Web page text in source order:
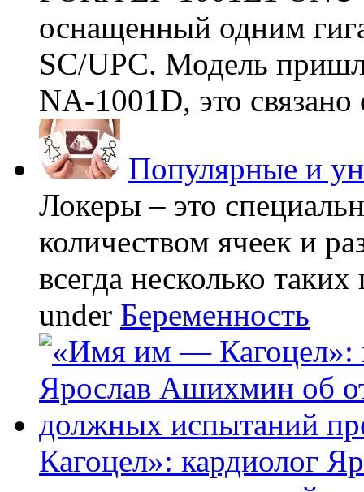
оснащенный одним
SC/UPC. Модель
NA-1001D, это связано
Популярные и
Локеры – это
количеством ячеек и
всегда несколько
under Беременность
Кагоцел»: кардиолог